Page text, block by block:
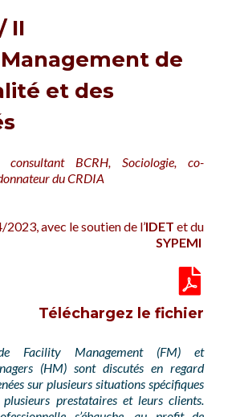
II
de
et des
consultant BCRH, Sociologie, co-
du CRDIA
avec le soutien de l’IDET et du
SYPEMI
Téléchargez le fichier
Facility Management (FM) et
(HM) sont discutés en regard
sur plusieurs situations spécifiques
plusieurs prestataires et leurs clients.